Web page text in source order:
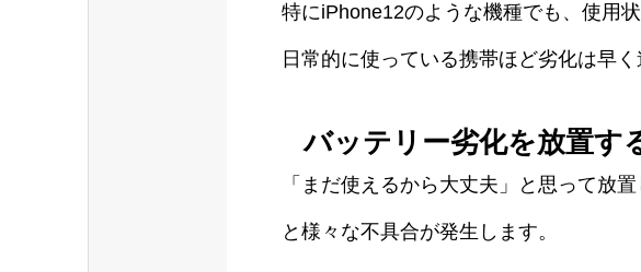
特にiPhone12のような機種でも、使用
日常的に使っている携帯ほど劣化は早く
バッテリー劣化を放置す
「まだ使えるから大丈夫」と思って放
と様々な不具合が発生します。